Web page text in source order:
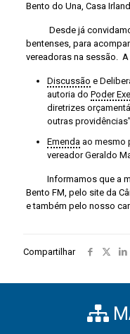
Bento do Una, Casa
Desde já
bentenses, para
vereadoras na sessão.
Discussão e
autoria do Poder
diretrizes
outras
Emendaao mesmo
vereador Geraldo
Informamos que a
Bento FM, pelo site da
e também pelo nosso
Compartilhar